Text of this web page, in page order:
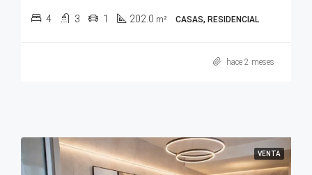
4 3 1 202.0 m² CASAS, RESIDENCIAL
hace 2 meses
VENTA